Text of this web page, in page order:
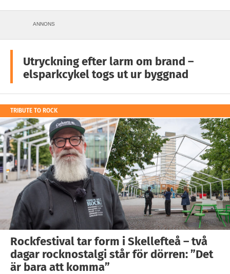
ANNONS
Utryckning efter larm om brand –
elsparkcykel togs ut ur byggnad
TRIBUTE TO ROCK
Rockfestival tar form i Skellefteå – två
dagar rocknostalgi står för dörren: ”Det
är bara att komma”